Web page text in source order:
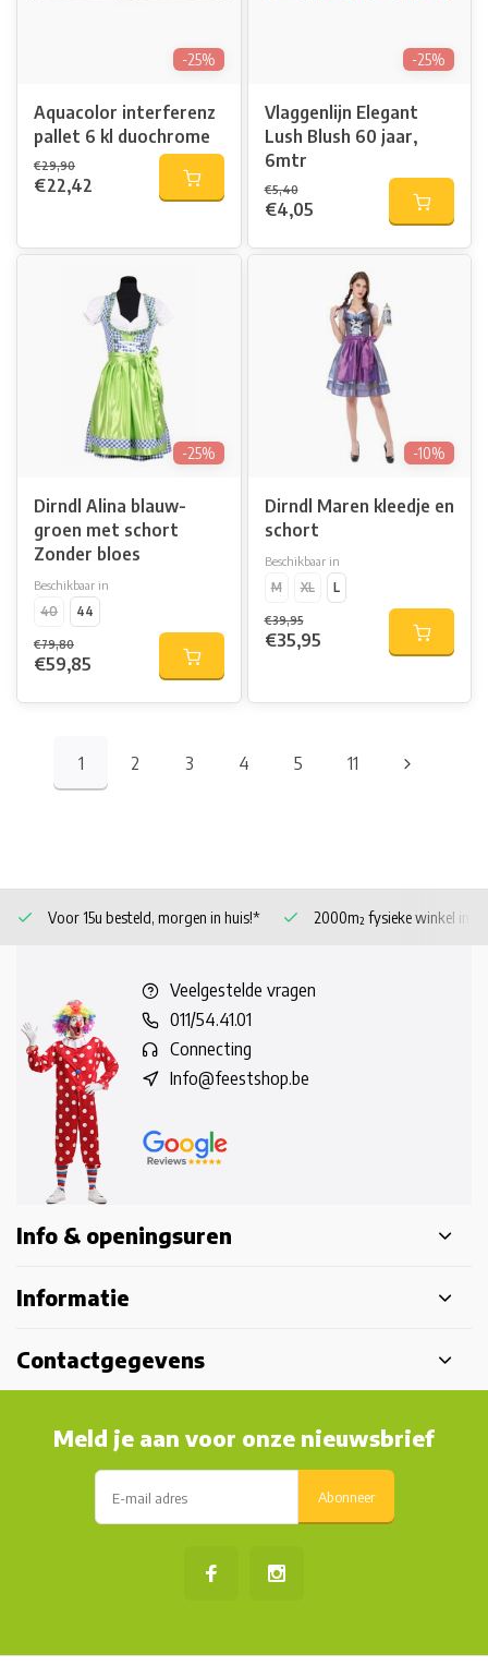
-25%
Aquacolor interferenz
pallet 6 kl duochrome
€29,90
€22,42
-25%
Vlaggenlijn Elegant
Lush Blush 60 jaar,
6mtr
€5,40
€4,05
-25%
Dirndl Alina blauw-
groen met schort
Zonder bloes
Beschikbaar in
40
44
€79,80
€59,85
-10%
Dirndl Maren kleedje en
schort
Beschikbaar in
M
XL L
€39,95
€35,95
1 2 3 4 5 11
Voor 15u besteld, morgen in huis!* 2000m² fysieke winkel in
Veelgestelde vragen
011/54.41.01
Connecting
Info@feestshop.be
Info & openingsuren
Informatie
Contactgegevens
Meld je aan voor onze nieuwsbrief
Abonneer